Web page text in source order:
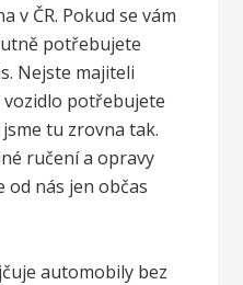
v ČR. Pokud se vám
potřebujete
Nejste majiteli
potřebujete
tu zrovna tak.
ručení a opravy
od nás jen občas
automobily bez